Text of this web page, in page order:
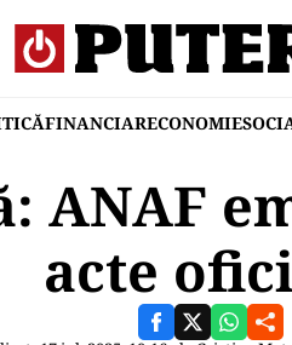
FINANCIARECONOMIE
ANAF
acte